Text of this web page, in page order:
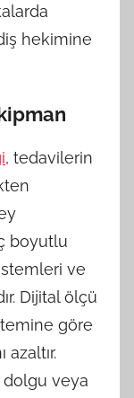
hekimine
, tedavilerin
boyutlu
ve
Dijital ölçü
göre
azaltır.
veya